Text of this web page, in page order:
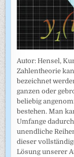
Autor: Hensel,
Zahlentheorie
bezeichnet
ganzen oder
beliebig
bestehen. Man
Umfange
unendliche
dieser
Lösung unserer